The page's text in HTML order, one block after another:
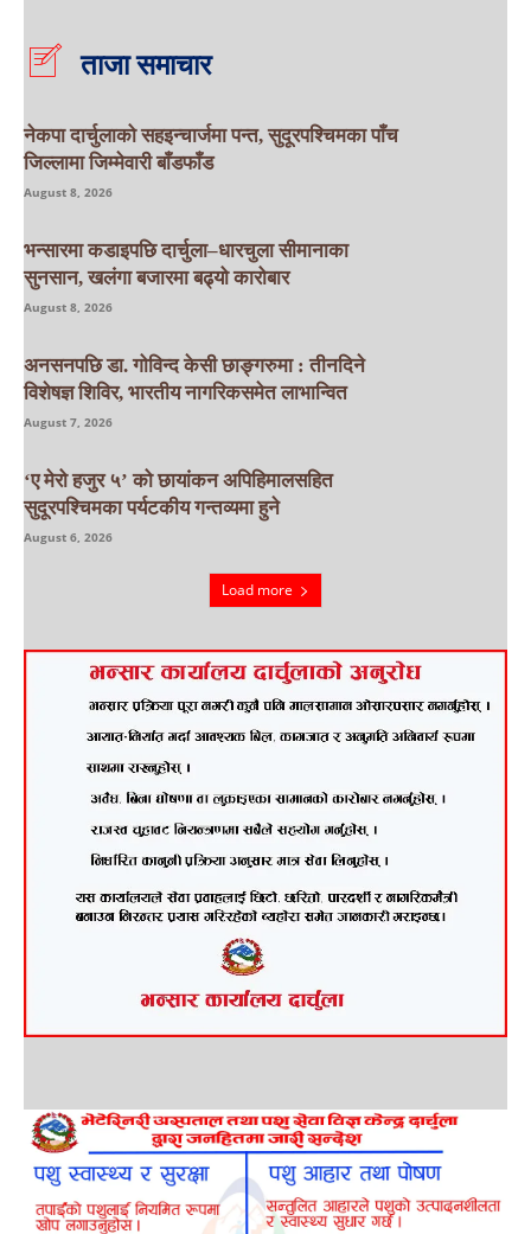
ताजा समाचार
नेकपा दार्चुलाको सहइन्चार्जमा पन्त, सुदूरपश्चिमका पाँच
जिल्लामा जिम्मेवारी बाँडफाँड
August 8, 2026
भन्सारमा कडाइपछि दार्चुला–धारचुला सीमानाका
सुनसान, खलंगा बजारमा बढ्यो कारोबार
August 8, 2026
अनसनपछि डा. गोविन्द केसी छाङ्गरुमा : तीनदिने
विशेषज्ञ शिविर, भारतीय नागरिकसमेत लाभान्वित
August 7, 2026
‘ए मेरो हजुर ५’ को छायांकन अपिहिमालसहित
सुदूरपश्चिमका पर्यटकीय गन्तव्यमा हुने
August 6, 2026
Load more